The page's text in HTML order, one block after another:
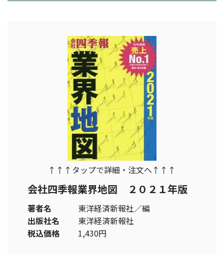
↑↑↑タップで詳細・注文へ↑↑↑
会社四季報業界地図 ２０２１年版
著者名
東洋経済新報社／編
出版社名
東洋経済新報社
税込価格
1,430円